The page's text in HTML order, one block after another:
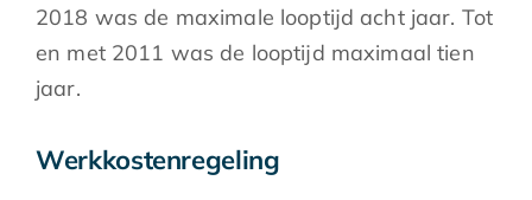
2018 was de maximale looptijd acht jaar. Tot
en met 2011 was de looptijd maximaal tien
jaar.
Werkkostenregeling